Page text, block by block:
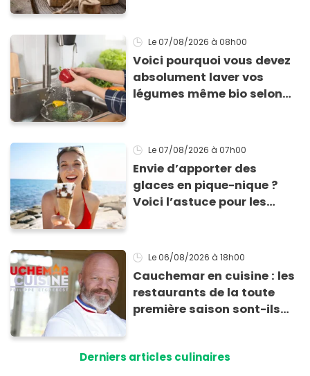
Le 07/08/2026 à 08h00
Voici pourquoi vous devez
absolument laver vos
légumes même bio selon
Le 07/08/2026 à 07h00
Envie d’apporter des
glaces en pique-nique ?
Voici l’astuce pour les
ne fondent !
Le 06/08/2026 à 18h00
Cauchemar en cuisine : les
restaurants de la toute
première saison sont-ils
Derniers articles culinaires